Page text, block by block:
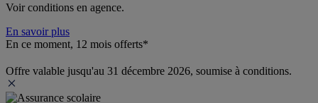
Voir conditions en agence.
En savoir plus
En ce moment, 12 mois offerts*
Offre valable jusqu'au 31 décembre 2026, soumise à conditions.